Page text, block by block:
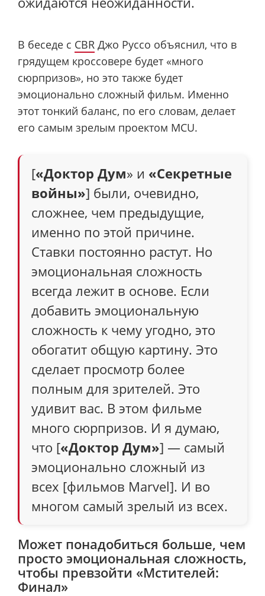
В беседе с CBR Джо Руссо объяснил, что в
грядущем кроссовере будет «много
сюрпризов», но это также будет
эмоционально сложный фильм. Именно
этот тонкий баланс, по его словам, делает
его самым зрелым проектом MCU.
[«Доктор Дум» и «Секретные
войны»] были, очевидно,
сложнее, чем предыдущие,
именно по этой причине.
Ставки постоянно растут. Но
эмоциональная сложность
всегда лежит в основе. Если
добавить эмоциональную
сложность к чему угодно, это
обогатит общую картину. Это
сделает просмотр более
полным для зрителей. Это
удивит вас. В этом фильме
много сюрпризов. И я думаю,
что [«Доктор Дум»] — самый
эмоционально сложный из
всех [фильмов Marvel]. И во
многом самый зрелый из всех.
Может понадобиться больше, чем
просто эмоциональная сложность,
чтобы превзойти «Мстителей:
Финал»